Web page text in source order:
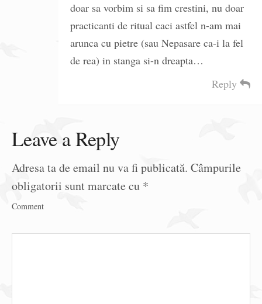
doar sa vorbim si sa fim crestini, nu doar
practicanti de ritual caci astfel n-am mai
arunca cu pietre (sau Nepasare ca-i la fel
de rea) in stanga si-n dreapta…
Reply
Leave a Reply
Adresa ta de email nu va fi publicată. Câmpurile
obligatorii sunt marcate cu *
Comment